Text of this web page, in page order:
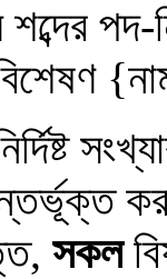
পদ-
{
, সকল